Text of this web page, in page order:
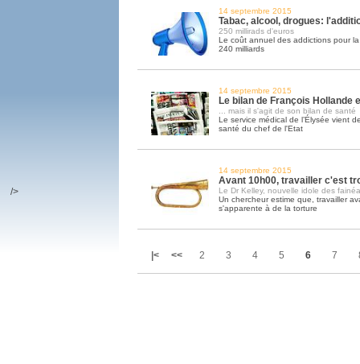
14 septembre 2015
Tabac, alcool, drogues:
250 millirads d'euros
Le coût annuel des addictions pour
240 milliards
14 septembre 2015
Le bilan de François Hollande
... mais il s'agit de son bilan de santé
Le service médical de l’Élysée vient
santé du chef de l'Etat
14 septembre 2015
Avant 10h00, travailler c'est
Le Dr Kelley, nouvelle idole des
Un chercheur estime que, travailler
s'apparente à de la torture
|< << 2 3 4 5 6 7
/>